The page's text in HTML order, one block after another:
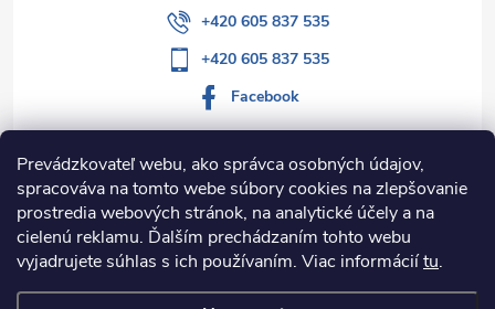
Prevádzkovateľ webu, ako správca osobných údajov,
spracováva na tomto webe súbory cookies na zlepšovanie
prostredia webových stránok, na analytické účely a na
cielenú reklamu. Ďalším prechádzaním tohto webu
vyjadrujete súhlas s ich používaním. Viac informáciítu.
Informácie pre vás
Kategórie
+420 605 837 535
+420 605 837 535
Facebook